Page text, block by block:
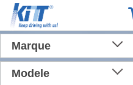
Marque
Modele